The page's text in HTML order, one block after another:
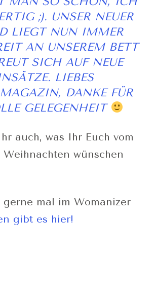
;). UNSER NEUER
LIEGT NUN IMMER
AN UNSEREM BETT
SICH AUF NEUE
LIEBES
DANKE FÜR
GELEGENHEIT
auch, was Ihr Euch vom
Weihnachten wünschen
gerne mal im Womanizer
gibt es hier!